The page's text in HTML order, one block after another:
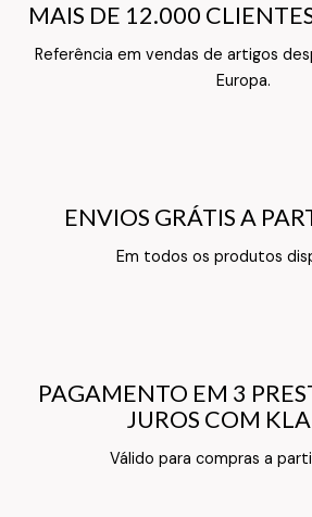
MAIS DE 12.000
Referência em vendas de artigos
Europa.
MAIS DE 12.000
Texto do Verso do Cartão
ENVIOS GRÁTIS A
Em todos os produtos
ENVIOS GRÁTIS A
Texto do Verso do Cartão de
PAGAMENTO EM 3
JUROS COM
Válido para compras a
PAGAMENTO EM 3
JUROS COM
Texto do Verso do Cartão de